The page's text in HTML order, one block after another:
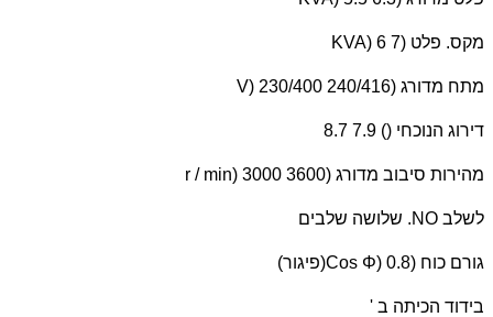
מקס. פלט (KVA) 6 7
מתח מדורג (V) 230/400 240/416
דירוג הנוכחי () 7.9 8.7
מהירות סיבוב מדורג (r / min) 3000 3600
לשלב NO. שלושה שלבים
גורם כוח (Cos Φ) 0.8(פיגור)
בידוד הכיתה ב '